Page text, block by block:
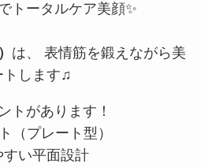
トータルケア美顔✨
は、 表情筋を鍛えながら美
トします♫
トがあります！
（プレート型）
い平面設計